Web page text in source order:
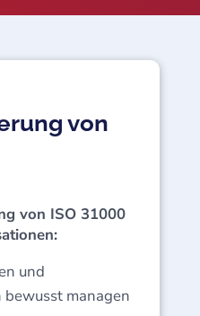
von
von ISO 31000
und
bewusst managen